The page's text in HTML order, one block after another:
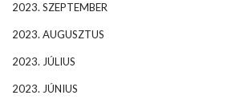
2023. SZEPTEMBER
2023. AUGUSZTUS
2023. JÚLIUS
2023. JÚNIUS